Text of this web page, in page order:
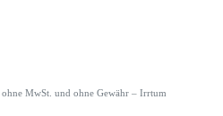
MwSt. und ohne Gewähr – Irrtum